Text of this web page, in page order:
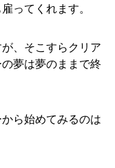
ってくれます。
、そこすらクリア
夢は夢のままで終
ら始めてみるのは